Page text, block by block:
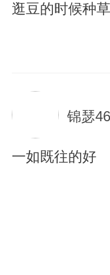
逛豆的时候种
锦瑟
一如既往的好